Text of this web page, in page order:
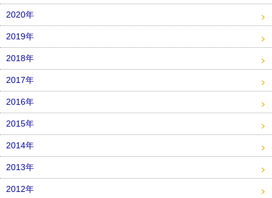
2020年
2019年
2018年
2017年
2016年
2015年
2014年
2013年
2012年